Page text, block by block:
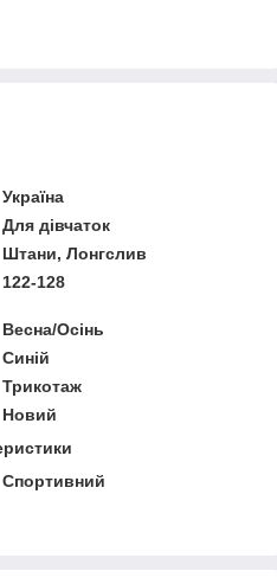
Україна
Для дівчаток
Штани, Лонгслив
122-128
Весна/Осінь
Синій
Трикотаж
Новий
Спортивний